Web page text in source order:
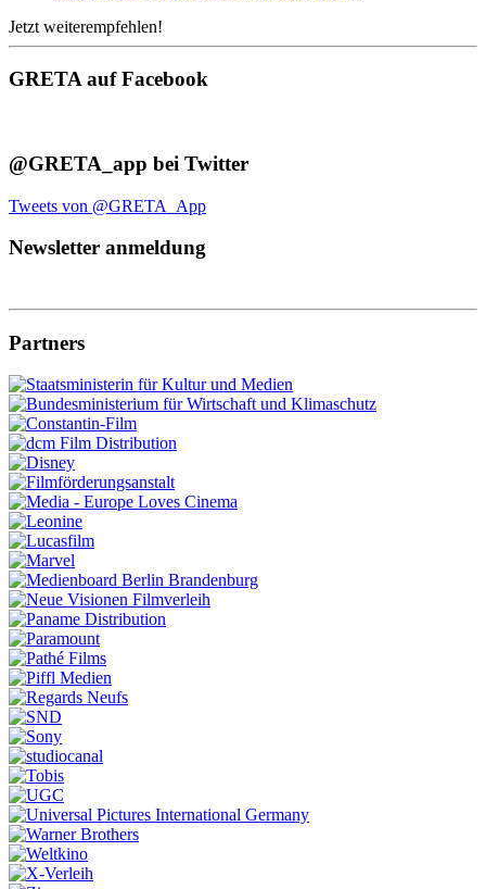
Jetzt weiterempfehlen!
GRETA auf Facebook
@GRETA_app bei Twitter
Tweets von @GRETA_App
Newsletter anmeldung
Partners